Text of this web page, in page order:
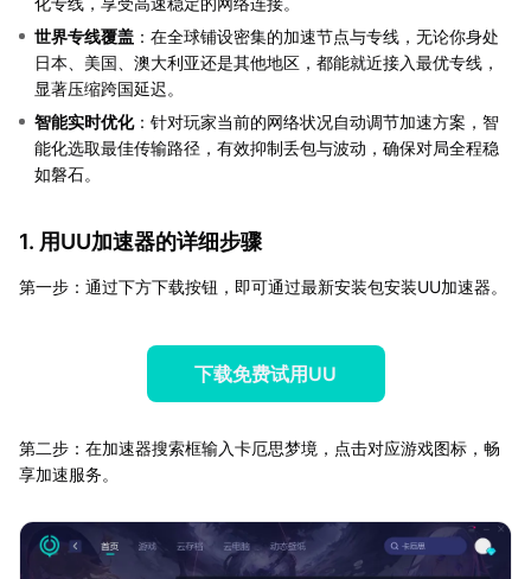
世界专线覆盖 ：在全球铺设密集的加速节点与专线，无论你身处
日本、美国、澳大利亚还是其他地区，都能就近接入最优专线，
显著压缩跨国延迟。
智能实时优化：针对玩家当前的网络状况自动调节加速方案，智
能化选取最佳传输路径，有效抑制丢包与波动，确保对局全程稳
如磐石。
1. 用UU加速器的详细步骤
第一步：通过下方下载按钮，即可通过最新安装包安装UU加速器。
下载免费试用UU
第二步：在加速器搜索框输入卡厄思梦境，点击对应游戏图标，畅
享加速服务。